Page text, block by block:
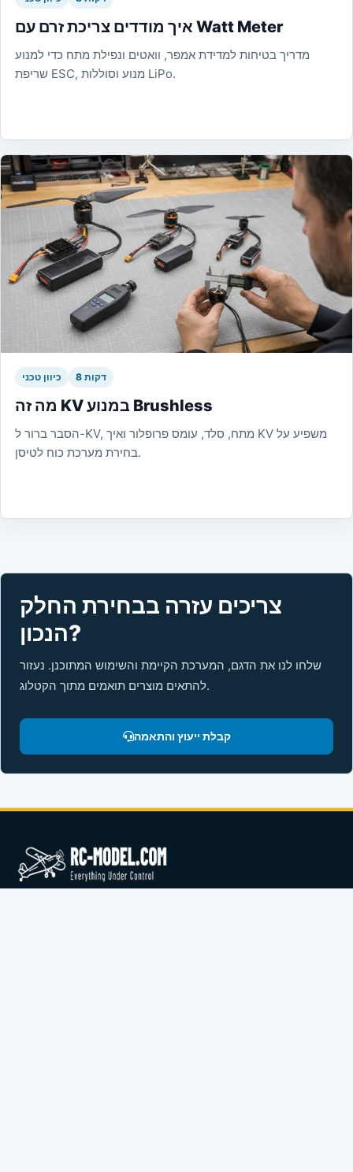
איך מודדים צריכת זרם עם Watt Meter
מדריך בטיחות למדידת אמפר, וואטים ונפילת מתח כדי למנוע
שריפת ESC, מנוע וסוללות LiPo.
כיוון טכני 8 דקות
מה זה KV במנוע Brushless
הסבר ברור ל-KV, מתח, סלד, עומס פרופלור ואיך KV משפיע על
בחירת מערכת כוח לטיסן.
צריכים עזרה בבחירת החלק
הנכון?
שלחו לנו את הדגם, המערכת הקיימת והשימוש המתוכנן. נעזור
להתאים מוצרים תואמים מתוך הקטלוג.
קבלת ייעוץ והתאמה